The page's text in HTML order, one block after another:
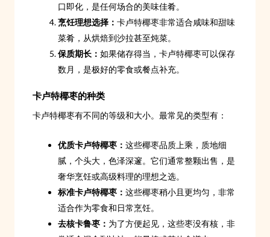
口即化，是任何场合的美味佳肴。
烹饪理想选择： 卡卢特椰枣非常适合咸味和甜味
菜肴，从烘焙到沙拉甚至炖菜。
保质期长： 如果储存得当，卡卢特椰枣可以保存
数月，是极好的零食或餐点补充。
卡卢特椰枣的种类
卡卢特椰枣有不同的等级和大小。最常见的类型有：
优质卡卢特椰枣： 这些椰枣品质上乘，质地细
腻，个头大，色泽深邃。它们通常整颗出售，是
奢华烹饪或高级料理的理想之选。
标准卡卢特椰枣： 这些椰枣稍小且更均匀，非常
适合作为零食和日常烹饪。
去核卡鲁枣： 为了方便起见，这些枣没有核，非